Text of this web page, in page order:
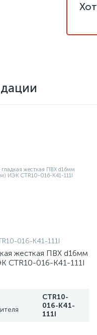
016-K41-111I
жесткая ПВХ d16мм
CTR10-016-K41-111I
CTR10-
016-K41-
111I